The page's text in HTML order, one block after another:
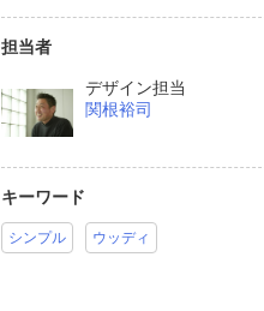
担当者
デザイン担当
関根裕司
キーワード
シンプル ウッディ